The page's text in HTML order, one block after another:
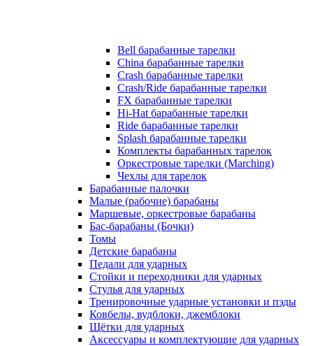
Bell барабанные тарелки
China барабанные тарелки
Crash барабанные тарелки
Crash/Ride барабанные тарелки
FX барабанные тарелки
Hi-Hat барабанные тарелки
Ride барабанные тарелки
Splash барабанные тарелки
Комплекты барабанных тарелок
Оркестровые тарелки (Marching)
Чехлы для тарелок
Барабанные палочки
Малые (рабочие) барабаны
Маршевые, оркестровые барабаны
Бас-барабаны (Бочки)
Томы
Детские барабаны
Педали для ударных
Стойки и переходники для ударных
Стулья для ударных
Тренировочные ударные установки и пэды
Ковбелы, вудблоки, джемблоки
Щётки для ударных
Аксесcуары и комплектующие для ударных